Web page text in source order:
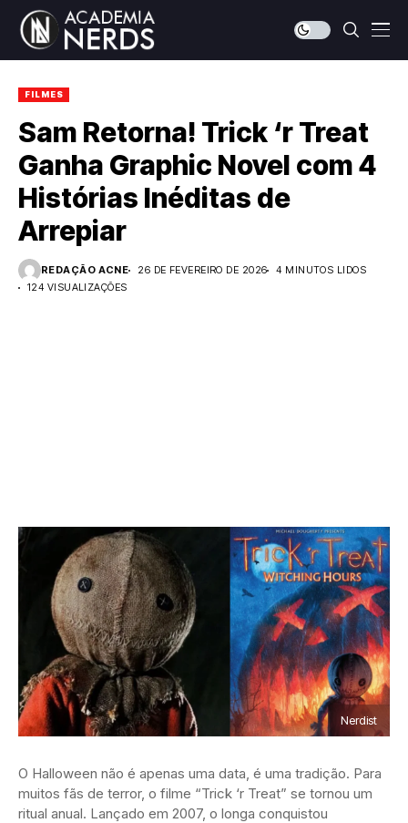
FILMES
Sam Retorna! Trick ‘r Treat
Ganha Graphic Novel com 4
Histórias Inéditas de
Arrepiar
REDAÇÃO ACNE 26 DE FEVEREIRO DE 2026
4 MINUTOS LIDOS
124 VISUALIZAÇÕES
Nerdist
O Halloween não é apenas uma data, é uma tradição. Para
muitos fãs de terror, o filme “Trick ‘r Treat” se tornou um
ritual anual. Lançado em 2007, o longa conquistou